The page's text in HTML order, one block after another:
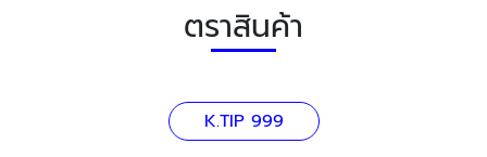
ตราสินค้า
K.TIP 999